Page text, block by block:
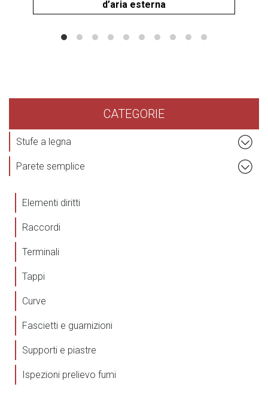
CATEGORIE
Stufe a legna
Parete semplice
Elementi diritti
Raccordi
Terminali
Tappi
Curve
Fascietti e guarnizioni
Supporti e piastre
Ispezioni prelievo fumi
d’aria esterna